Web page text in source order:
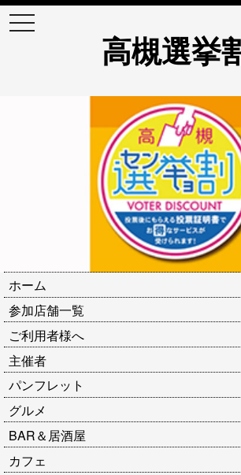
高槻選挙
t
o
ホーム
参加店舗一覧
ご利用者様へ
主催者
パンフレット
グルメ
BAR＆居酒屋
カフェ